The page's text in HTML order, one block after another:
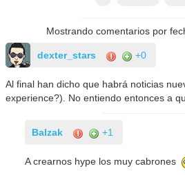
Mostrando comentarios por
dexter_stars +0
Al final han dicho que habrá noticias
experience?). No entiendo entonces a
Balzak +1
A crearnos hype los muy cabrones